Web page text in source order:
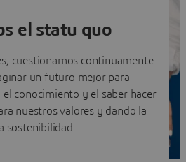
el statu quo
cuestionamos continuamente
un futuro mejor para
conocimiento y el saber hacer
nuestros valores y dando la
sostenibilidad.